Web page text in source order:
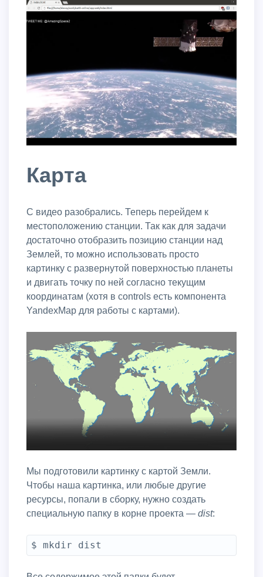
Карта
С видео разобрались. Теперь перейдем к
местоположению станции. Так как для задачи
достаточно отобразить позицию станции над
Землей, то можно использовать просто
картинку с развернутой поверхностью планеты
и двигать точку по ней согласно текущим
координатам (хотя в controls есть компонента
YandexMap для работы с картами).
Мы подготовили картинку с картой Земли.
Чтобы наша картинка, или любые другие
ресурсы, попали в сборку, нужно создать
специальную папку в корне проекта — dist:
$ mkdir dist